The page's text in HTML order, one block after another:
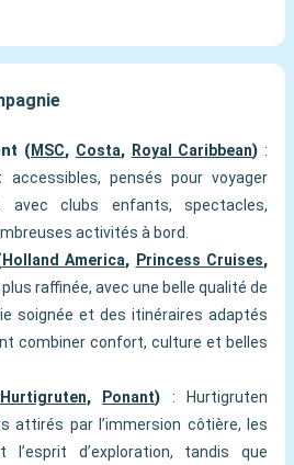
(MSC, Costa, Royal Caribbean) :
accessibles, pensés pour voyager
avec clubs enfants, spectacles,
activités à bord.
Holland America, Princess Cruises,
raffinée, avec une belle qualité de
soignée et des itinéraires adaptés
combiner confort, culture et belles
Hurtigruten, Ponant) : Hurtigruten
attirés par l’immersion côtière, les
l’esprit d’exploration, tandis que